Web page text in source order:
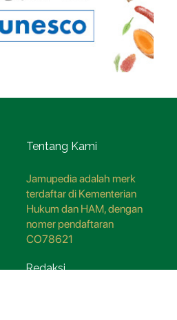
Tentang Kami
Jamupedia adalah merk
terdaftar di Kementerian
Hukum dan HAM, dengan
nomer pendaftaran
CO78621
Redaksi